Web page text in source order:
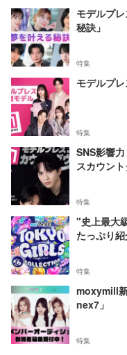
モデルプ
秘訣」
特集
モデルプ
特集
SNS影響
スカウント
特集
"史上最大
たっぷり
特集
moxymill
nex7」
特集